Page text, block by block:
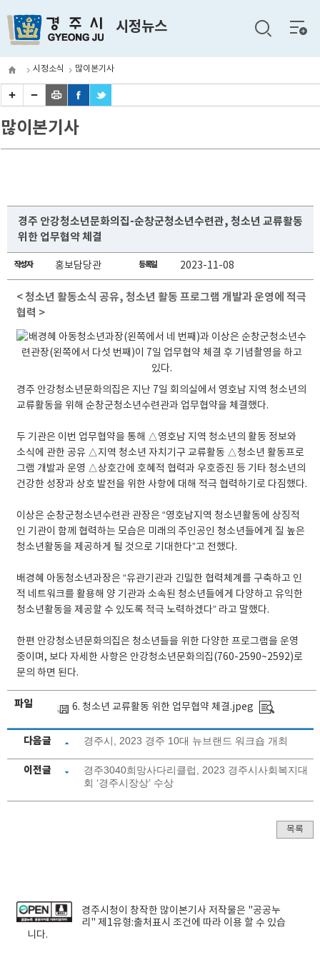
시정뉴스
전체
메뉴
시정소식 많이본기사
많이본기사
경주 안강청소년문화의집-순창군청소년수련관, 청소년 교류활동
위한 업무협약 체결
작성자 홍보담당관 등록일 2023-11-08
< 청소년 활동소식 공유, 청소년 활동 프로그램 개발과 운영에 적극
협력 >
경주 안강청소년문화의집은 지난 7일 회의실에서 영호남 지역 청소년의
교류활동을 위해 순창군청소년수련관과 업무협약을 체결했다.
두 기관은 이번 업무협약을 통해 △영호남 지역 청소년의 활동 정보와
소식에 관한 공유 △지역 청소년 자치기구 교류활동 △청소년 활동프로
그램 개발과 운영 △상호간에 호혜적 협력과 우호증진 등 기타 청소년의
건강한 성장과 상호 발전을 위한 사항에 대해 적극 협력하기로 다짐했다.
이상은 순창군청소년수련관 관장은 “영호남지역 청소년활동에 상징적
인 기관이 함께 협력하는 모습은 미래의 주인공인 청소년들에게 질 높은
청소년활동을 제공하게 될 것으로 기대한다”고 전했다.
배경혜 아동청소년과장은 “유관기관과 긴밀한 협력체계를 구축하고 인
적 네트워크를 활용해 양 기관과 소속된 청소년들에게 다양하고 유익한
청소년활동을 제공할 수 있도록 적극 노력하겠다” 라고 말했다.
한편 안강청소년문화의집은 청소년들을 위한 다양한 프로그램을 운영
중이며, 보다 자세한 사항은 안강청소년문화의집(760-2590~2592)로
문의 하면 된다.
파일 6. 청소년 교류활동 위한 업무협약 체결.jpeg
다음글 경주시, 2023 경주 10대 뉴브랜드 워크숍 개최
이전글
경주3040희망사다리클럽, 2023 경주시사회복지대
회 ‘경주시장상’ 수상
목록
경주시청이 창작한 많이본기사 저작물은 "공공누
리"제1유형:출처표시 조건에 따라 이용 할 수 있습
니다.